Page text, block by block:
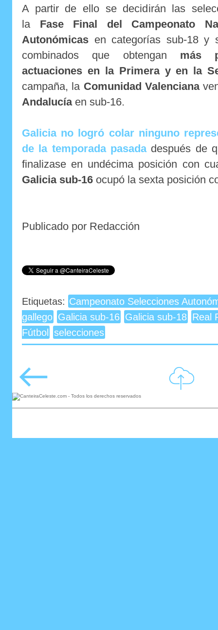
A partir de ello se decidirán las
la Fase Final del Campeonato
Autonómicas en categorías sub-18 y
combinados que obtengan más
actuaciones en la Primera y en la
campaña, la Comunidad Valenciana
Andalucíaen sub-16.
Galicia no logró colar ninguno
de la temporada pasadadespués de
finalizase en undécima posición con
Galicia sub-16 ocupó la sexta posición
Publicado por Redacción
Etiquetas: Campeonato Selecciones
gallego Galicia sub-16 Galicia sub-18 Real
Fútbol selecciones